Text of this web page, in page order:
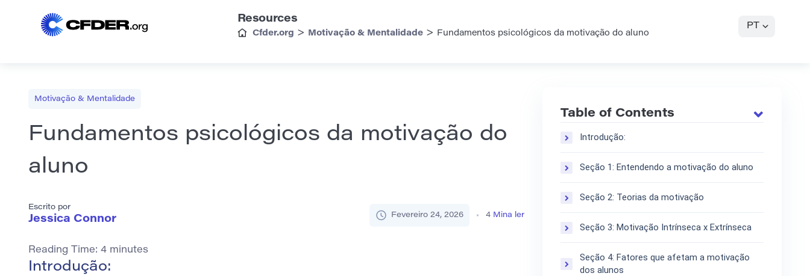
Resources
Cfder.org > Motivação & Mentalidade> Fundamentos psicológicos da motivação do aluno
PT
Motivação & Mentalidade
Fundamentos psicológicos da motivação do
aluno
Escrito por
Jessica Connor Fevereiro 24, 2026 4 Mina ler
Reading Time: 4 minutes
Introdução:
Table of Contents
Introdução:
Seção 1: Entendendo a motivação do aluno
Seção 2: Teorias da motivação
Seção 3: Motivação Intrínseca x Extrínseca
Seção 4: Fatores que afetam a motivação
dos alunos